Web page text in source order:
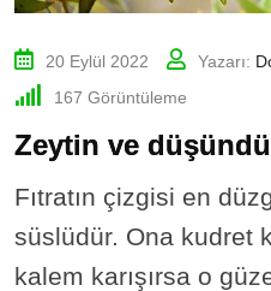
20 Eylül 2022 Yazarı:
167 Görüntüleme
Zeytin ve
Fıtratın çizgisi en
süslüdür. Ona kudret
kalem karışırsa o